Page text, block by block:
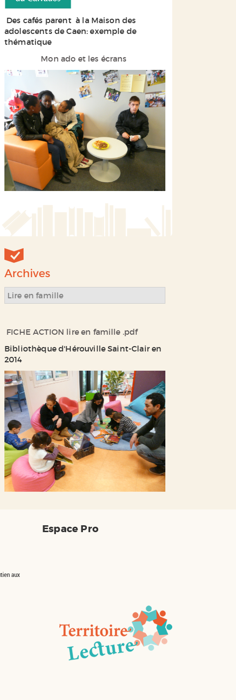
Des cafés parent à la Maison des
adolescents de Caen: exemple de
thématique
Mon ado et les écrans
Archives
Lire en famille
FICHE ACTION lire en famille .pdf
Bibliothèque d'Hérouville Saint-Clair en
2014
aux
Espace Pro